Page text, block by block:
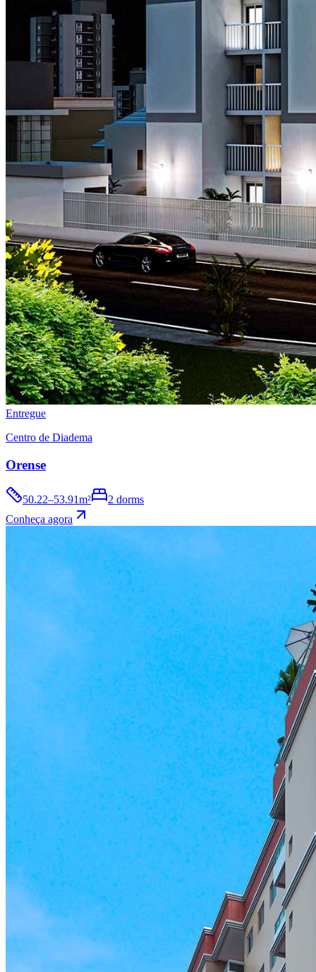
Entregue
Centro de Diadema
Orense
50.22–53.91m²
2 dorms
Conheça agora